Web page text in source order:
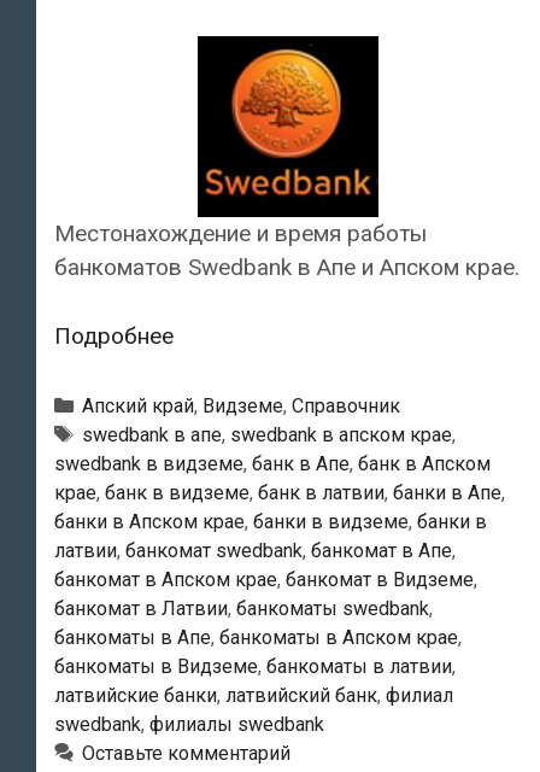
Местонахождение и время работы
банкоматов Swedbank в Апе и Апском крае.
ПодробнееSwedbank
Банкоматы
в
Апе
Рубрики
Апский край, Видземе, Справочник
Тэги
swedbank в апе, swedbank в апском крае,
swedbank в видземе, банк в Апе, банк в Апском
крае, банк в видземе, банк в латвии, банки в Апе,
банки в Апском крае, банки в видземе, банки в
латвии, банкомат swedbank, банкомат в Апе,
банкомат в Апском крае, банкомат в Видземе,
банкомат в Латвии, банкоматы swedbank,
банкоматы в Апе, банкоматы в Апском крае,
банкоматы в Видземе, банкоматы в латвии,
латвийские банки, латвийский банк, филиал
swedbank, филиалы swedbank
Оставьте комментарий